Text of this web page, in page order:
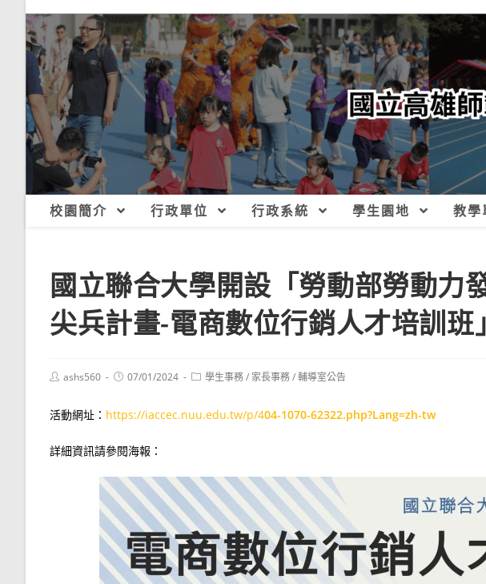
校園簡介 行政單位 行政系統 學生園地 教學
國立聯合大學開設「勞動部勞動力
尖兵計畫-電商數位行銷人才培訓班」
Postashs560
Post07/01/2024
Post學生事務/ 家長事務/輔導室公告
活動網址： https://iaccec.nuu.edu.tw/p/404-1070-62322.php?Lang=zh-tw
詳細資訊請參閱海報：